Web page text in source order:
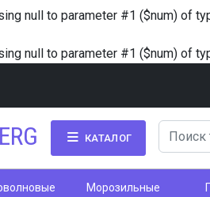
null to parameter #1 ($num) of
null to parameter #1 ($num) of
КАТАЛОГ
Морозильные